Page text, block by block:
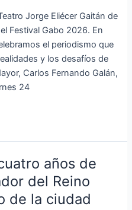
Jorge Eliécer Gaitán de
Festival Gabo 2026. En
el periodismo que
y los desafíos de
Carlos Fernando Galán,
24
años de
del Reino
de la ciudad